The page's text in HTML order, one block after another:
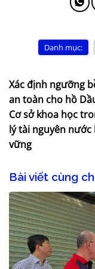
Danh mục:
Xác định ngưỡng
an toàn cho hồ
Cơ sở khoa học
lý tài nguyên nước
vững
Bài viết cùng